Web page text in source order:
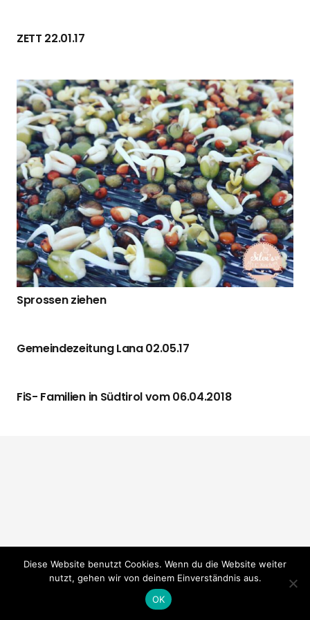
ZETT 22.01.17
Sprossen ziehen
Gemeindezeitung Lana 02.05.17
FiS- Familien in Südtirol vom 06.04.2018
Diese Website benutzt Cookies. Wenn du die Website weiter
nutzt, gehen wir von deinem Einverständnis aus.
OK